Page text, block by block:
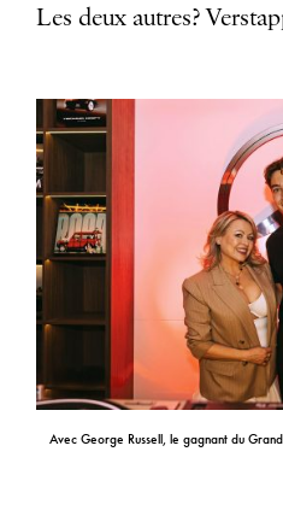
Les deux autres?
Avec George Russell, le gagnant du